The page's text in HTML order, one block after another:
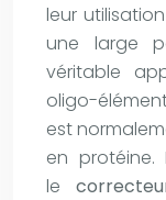
leur
une large
véritable
oligo-
est
en protéine.
le